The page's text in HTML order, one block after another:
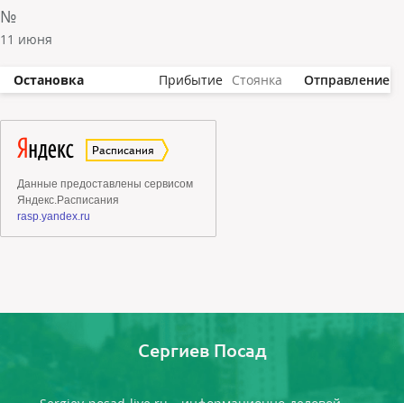
№
11 июня
Остановка Прибытие Стоянка Отправление
Сергиев Посад